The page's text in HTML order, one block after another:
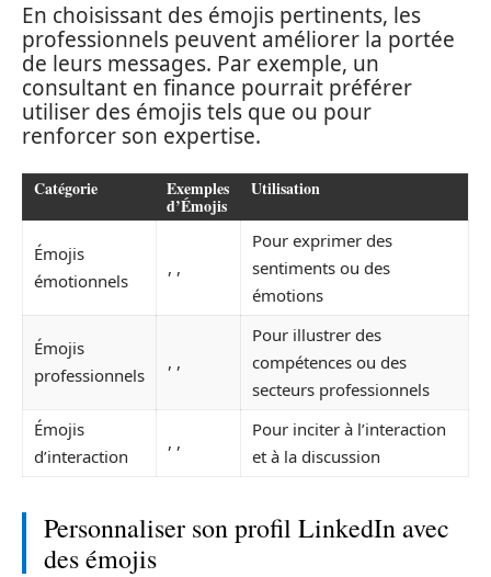
En choisissant des émojis pertinents, les
professionnels peuvent améliorer la portée
de leurs messages. Par exemple, un
consultant en finance pourrait préférer
utiliser des émojis tels que ou pour
renforcer son expertise.
Catégorie Exemples
d’Émojis
Utilisation
Émojis
émotionnels
, ,
Pour exprimer des
sentiments ou des
émotions
Émojis
professionnels
, ,
Pour illustrer des
compétences ou des
secteurs professionnels
Émojis
d’interaction
, ,
Pour inciter à l’interaction
et à la discussion
Personnaliser son profil LinkedIn avec
des émojis